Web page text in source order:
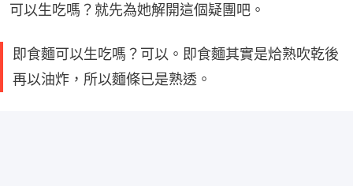
可以生吃嗎？就先為她解開這個疑團吧。
即食麵可以生吃嗎？可以。即食麵其實是烚熟吹乾後
再以油炸，所以麵條已是熟透。